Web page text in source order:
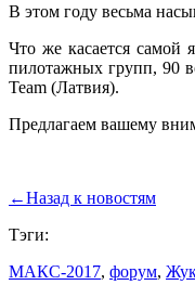
В этом году весьма
Что же касается
пилотажных групп, 90
Team (Латвия).
Предлагаем вашему
←Назад к новостям
Тэги:
МАКС-2017, форум,